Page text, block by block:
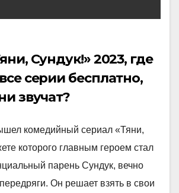
Сундук!» 2023, где
серии бесплатно,
звучат?
комедийный сериал «Тяни,
которого главным героем стал
парень Сундук, вечно
Он решает взять в свои